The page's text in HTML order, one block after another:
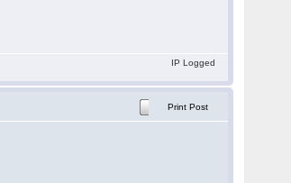
IP Logged
Print Post